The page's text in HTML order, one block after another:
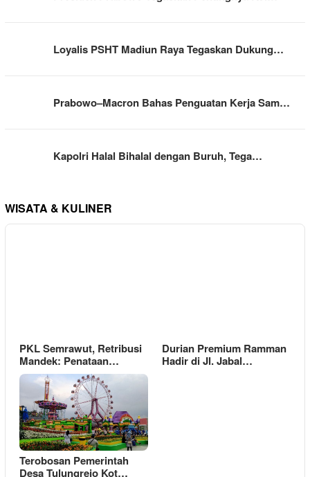
Loyalis PSHT Madiun Raya Tegaskan Dukung…
Prabowo–Macron Bahas Penguatan Kerja Sam…
Kapolri Halal Bihalal dengan Buruh, Tega…
WISATA & KULINER
PKL Semrawut, Retribusi
Mandek: Penataan…
Durian Premium Ramman
Hadir di Jl. Jabal…
Terobosan Pemerintah
Desa Tulungrejo Kot…